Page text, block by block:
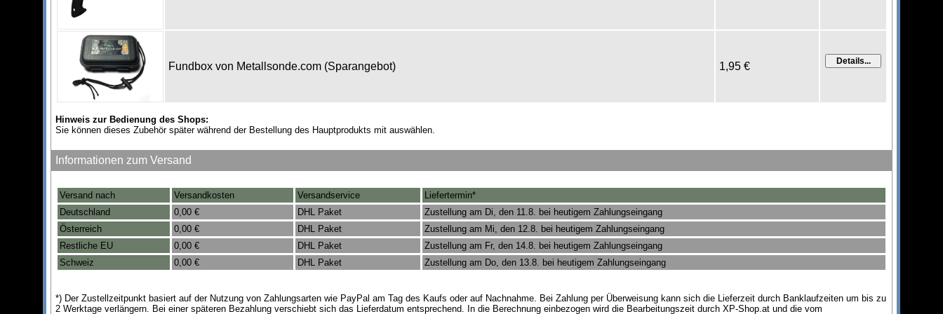
Fundbox von Metallsonde.com (Sparangebot) 1,95 €
Hinweis zur Bedienung des Shops:
Sie können dieses Zubehör später während der Bestellung des Hauptprodukts mit auswählen.
Informationen zum Versand
Versand nach Versandkosten Versandservice
Liefertermin*
Deutschland
0,00 € DHL Paket
Zustellung am Di, den 11.8. bei heutigem Zahlungseingang
Österreich
0,00 € DHL Paket
Zustellung am Mi, den 12.8. bei heutigem Zahlungseingang
Restliche EU
0,00 € DHL Paket
Zustellung am Fr, den 14.8. bei heutigem Zahlungseingang
Schweiz
0,00 € DHL Paket Zustellung am Do, den 13.8. bei heutigem Zahlungseingang
*) Der Zustellzeitpunkt basiert auf der Nutzung von Zahlungsarten wie PayPal am Tag des Kaufs oder auf Nachnahme. Bei Zahlung per Überweisung kann sich die Lieferzeit durch Banklaufzeiten um bis zu
2 Werktage verlängern. Bei einer späteren Bezahlung verschiebt sich das Lieferdatum entsprechend. In die Berechnung einbezogen wird die Bearbeitungszeit durch XP-Shop.at und die vom